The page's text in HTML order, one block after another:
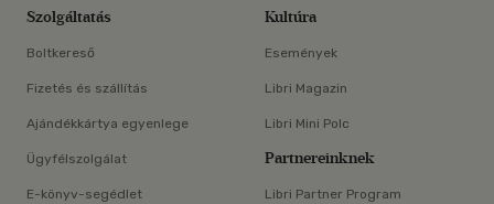
Szolgáltatás
Boltkereső
Fizetés és szállítás
Ajándékkártya egyenlege
Ügyfélszolgálat
E-könyv-segédlet
Kultúra
Események
Libri Magazin
Libri Mini Polc
Partnereinknek
Libri Partner Program